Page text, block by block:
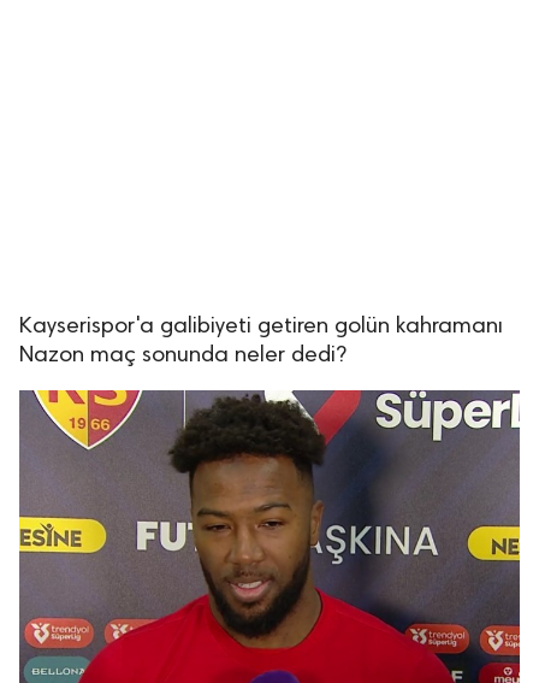
Kayserispor'a galibiyeti getiren golün kahramanı
Nazon maç sonunda neler dedi?